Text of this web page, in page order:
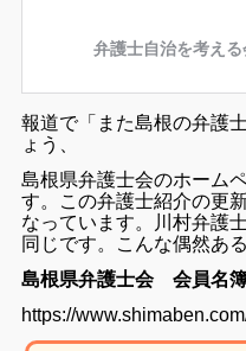
報道で「また島根の弁護
ょう、
島根県弁護士会のホーム
す。この弁護士紹介の更
なっています。川村弁護
同じです。こんな偶然あ
島根県弁護士会 会員名
https://